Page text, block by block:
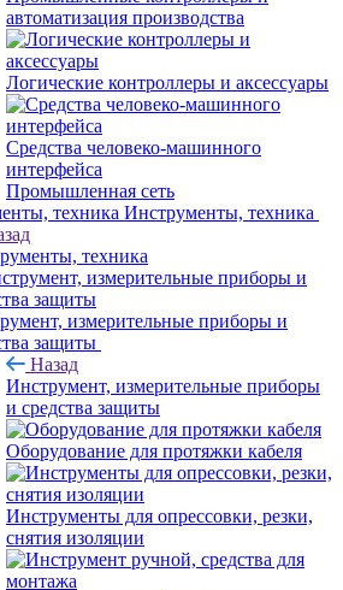
автоматизация производства
Логические контроллеры и аксессуары
Средства человеко-машинного
интерфейса
Промышленная сеть
Инструменты, техника
техника
измерительные приборы и
защиты
Назад
Инструмент, измерительные приборы
и средства защиты
Оборудование для протяжки кабеля
Инструменты для опрессовки, резки,
снятия изоляции